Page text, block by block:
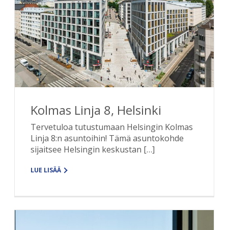
Kolmas Linja 8, Helsinki
Tervetuloa tutustumaan Helsingin Kolmas
Linja 8:n asuntoihin! Tämä asuntokohde
sijaitsee Helsingin keskustan […]
LUE LISÄÄ